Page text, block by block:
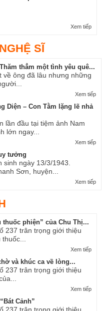
Xem tiếp
SĨ
thẳm một tình yêu quê...
về ông đã lâu nhưng những
Xem tiếp
Diện – Con Tằm lặng lẽ nhả
lần đầu tại tiệm ảnh Nam
lớn ngay...
Xem tiếp
tưởng
sinh ngày 13/3/1943.
Sơn, huyện...
Xem tiếp
thuốc phiện” của Chu Thị...
237 trân trọng giới thiệu
Xem tiếp
và khúc ca về lòng...
237 trân trọng giới thiệu
Xem tiếp
Cảnh”